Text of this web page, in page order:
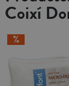
Coixí